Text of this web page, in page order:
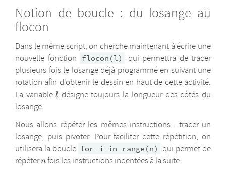
Notion de boucle : du losange au
flocon
Dans le même script, on cherche maintenant à écrire une
nouvelle fonction
flocon(l)
qui permettra de tracer
plusieurs fois le losange déjà programmé en suivant une
rotation afin d'obtenir le dessin en haut de cette activité.
La variablel
l désigne toujours la longueur des côtés du
losange.
Nous allons répéter les mêmes instructions : tracer un
losange, puis pivoter. Pour faciliter cette répétition, on
utilisera la boucle for i in range(n)
qui permet de
répétern
nfois les instructions indentées à la suite.